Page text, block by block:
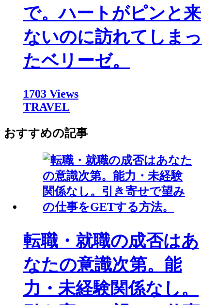
で。ハートがピンと来
ないのに訪れてしまっ
たベリーゼ。
1703 Views
TRAVEL
おすすめの記事
転職・就職の成否はあ
なたの意識次第。能
力・未経験関係なし。